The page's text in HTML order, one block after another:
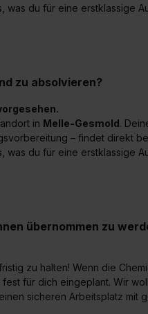
was du für eine erstklassige
zu absolvieren?
in Melle-Gesmold.
– findet direkt
was du für eine erstklassige
übernommen zu
zu halten! Wenn die
für dich eingeplant. Wir
sicheren Arbeitsplatz mit